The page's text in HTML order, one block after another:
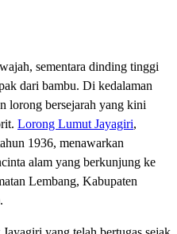
sementara dinding tinggi
dari bambu. Di kedalaman
lorong bersejarah yang kini
Lorong Lumut Jayagiri,
1936, menawarkan
alam yang berkunjung ke
Lembang, Kabupaten